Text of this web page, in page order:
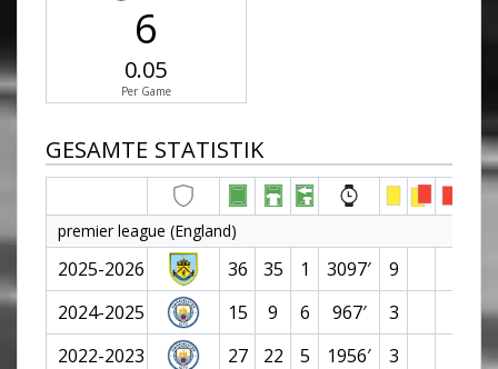
6
0.05
Per Game
GESAMTE STATISTIK
premier league (England)
2025-2026 36 35 1 3097′
9
2024-2025
15 9 6 967′
3
2022-2023
27 22 5 1956′
3